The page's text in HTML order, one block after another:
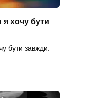
хочу бути
бути завжди.